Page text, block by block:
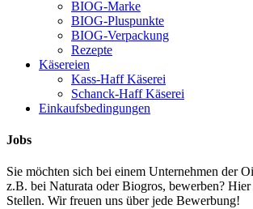
BIOG-Marke
BIOG-Pluspunkte
BIOG-Verpackung
Rezepte
Käsereien
Kass-Haff Käserei
Schanck-Haff Käserei
Einkaufsbedingungen
Jobs
Sie möchten sich bei einem Unternehmen der
z.B. bei Naturata oder Biogros, bewerben?
Stellen. Wir freuen uns über jede Bewerbung!